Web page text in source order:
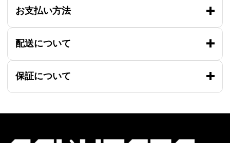
お支払い方法
配送について
保証について